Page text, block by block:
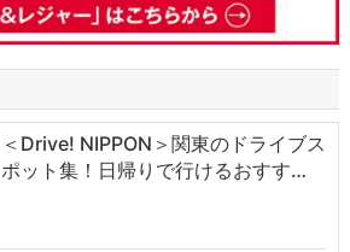
＜Drive! NIPPON＞関東のドライブス
ポット集！日帰りで行けるおすす…